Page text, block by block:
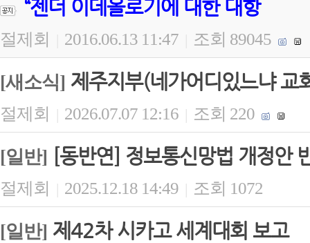
“젠더 이데올로기에 대한 대항
절제회 2016.06.13 11:47 조회 89045
[새소식] 제주지부(네가어디있느냐 교
절제회 | 2026.07.07 12:16 | 조회 220
[일반] [동반연] 정보통신망법 개정안
절제회 | 2025.12.18 14:49 | 조회 1072
[일반] 제42차 시카고 세계대회 보고